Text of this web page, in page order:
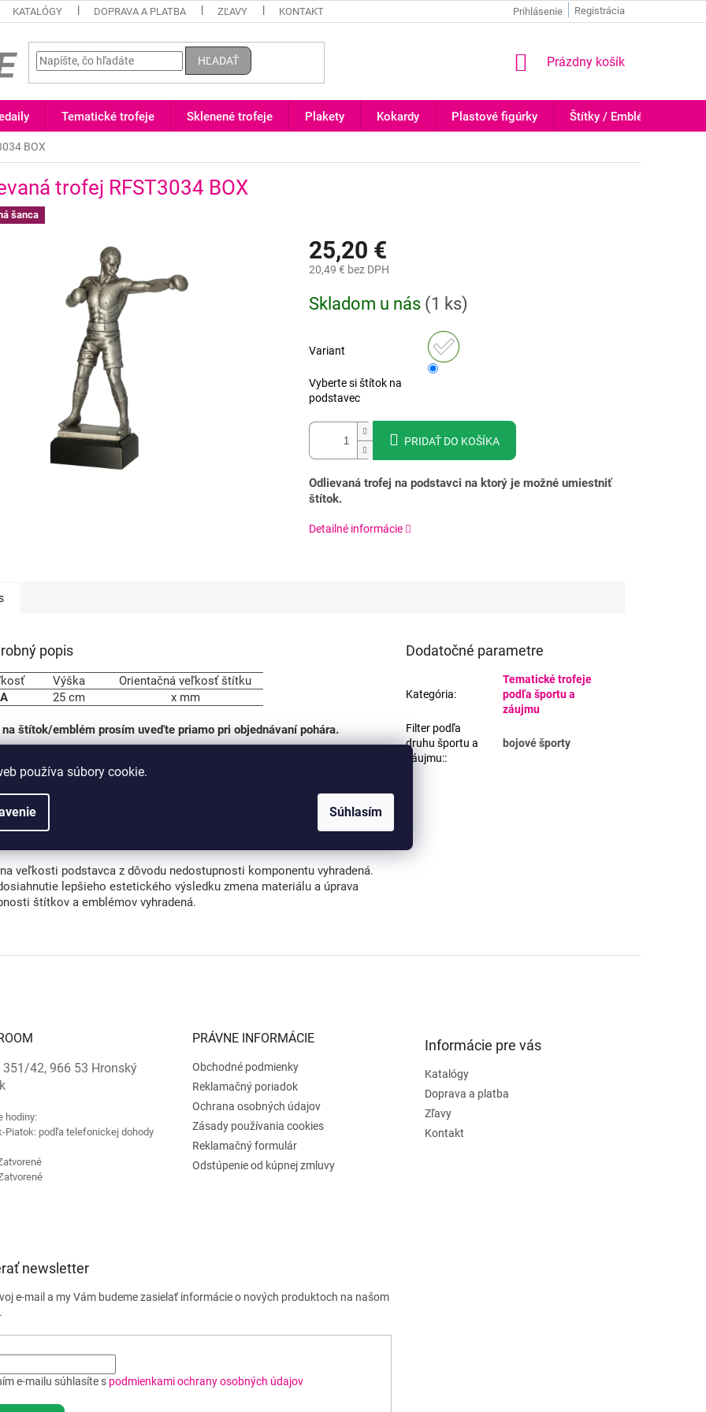
používa súbory cookie.
Súhlasím
KATALÓGY DOPRAVA A PLATBA ZĽAVY KONTAKT Registrácia
Prihlásenie
HĽADAŤ
NÁKUPNÝ
Prázdny košík
Tematické trofeje Sklenené trofeje Plakety Kokardy Plastové figúrky Štítky / Emblémy
BOX
trofej RFST3034 BOX
šanca
25,20 €
20,49 € bez DPH
cena:
Skladom u nás (1 ks)
Variant
Vyberte si štítok na
podstavec
PRIDAŤ DO KOŠÍKA
Odlievaná trofej na podstavci na ktorý je možné umiestniť
štítok.
Detailné informácie
popis
Výška
Orientačná veľkosť štítku
A
25 cm x mm
na štítok/emblém prosím uveďte priamo pri objednávaní pohára.
pre gravírovanie je potrebné dodať výlučne vo
AI, CDR, EPS, SVG).
veľkosti podstavca z dôvodu nedostupnosti komponentu vyhradená.
lepšieho estetického výsledku zmena materiálu a úprava
štítkov a emblémov vyhradená.
Dodatočné parametre
Kategória:
Tematické trofeje
podľa športu a
záujmu
Filter podľa
druhu športu a
záujmu::
bojové športy
351/42, 966 53 Hronský
hodiny:
Piatok: podľa telefonickej dohody
PRÁVNE INFORMÁCIE
Obchodné podmienky
Reklamačný poriadok
Ochrana osobných údajov
Zásady používania cookies
Reklamačný formulár
Odstúpenie od kúpnej zmluvy
Informácie pre vás
Katalógy
Doprava a platba
Zľavy
Kontakt
newsletter
e-mail a my Vám budeme zasielať informácie o nových produktoch na našom
e-mailu súhlasíte s podmienkami ochrany osobných údajov